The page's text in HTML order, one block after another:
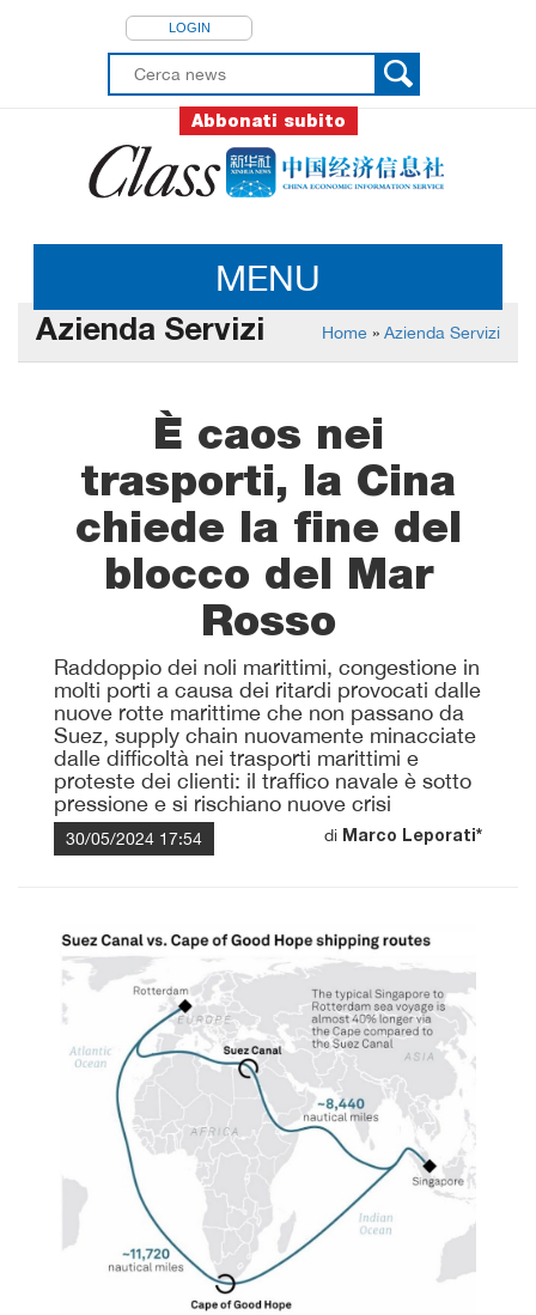
LOGIN
Abbonati subito
MENU
Azienda Servizi Home » Azienda Servizi
È caos nei
trasporti, la Cina
chiede la fine del
blocco del Mar
Rosso
Raddoppio dei noli marittimi, congestione in
molti porti a causa dei ritardi provocati dalle
nuove rotte marittime che non passano da
Suez, supply chain nuovamente minacciate
dalle difficoltà nei trasporti marittimi e
proteste dei clienti: il traffico navale è sotto
pressione e si rischiano nuove crisi
30/05/2024 17:54 di Marco Leporati*